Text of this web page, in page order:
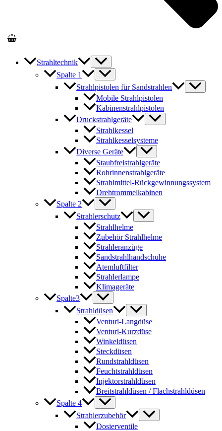
Strahltechnik
Spalte 1
Strahlpistolen für Sandstrahlen
Mobile Strahlpistolen
Kabinenstrahlpistolen
Druckstrahlgeräte
Strahlkessel
Strahlkesselsysteme
Diverse Geräte
Staubfreistrahlgeräte
Rohrinnenstrahlgeräte
Strahlmittel-Rückgewinnungssystem
Drehtrommelkabinen
Spalte 2
Strahlerschutz
Strahlhelme
Zubehör Strahlhelme
Strahleranzüge
Sandstrahlhandschuhe
Atemluftfilter
Strahlerlampe
Klimageräte
Spalte3
Strahldüsen
Venturi-Langdüse
Venturi-Kurzdüse
Winkeldüsen
Steckdüsen
Rundstrahldüsen
Feuchtstrahldüsen
Injektorstrahldüsen
Breitstrahldüsen / Flachstrahldüsen
Spalte 4
Strahlerzubehör
Dosierventile